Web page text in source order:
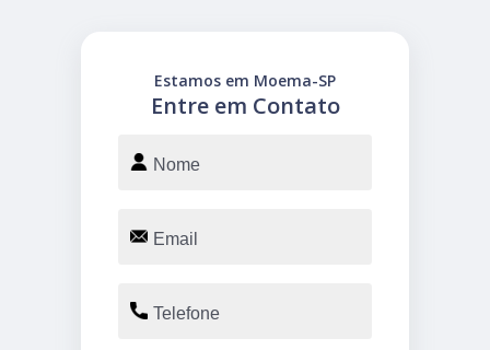
Entre em Contato
Estamos em Moema-SP